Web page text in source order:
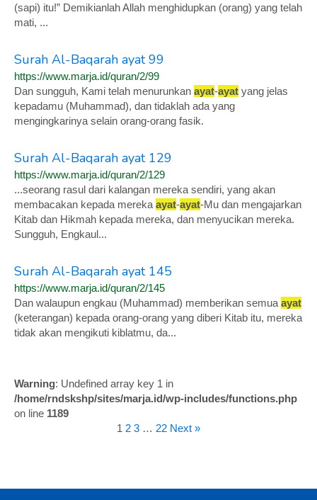
(sapi) itu!” Demikianlah Allah menghidupkan (orang) yang telah
mati, ...
Surah Al-Baqarah ayat 99
https://www.marja.id/quran/2/99
Dan sungguh, Kami telah menurunkan ayat-ayat yang jelas
kepadamu (Muhammad), dan tidaklah ada yang
mengingkarinya selain orang-orang fasik.
Surah Al-Baqarah ayat 129
https://www.marja.id/quran/2/129
...seorang rasul dari kalangan mereka sendiri, yang akan
membacakan kepada mereka ayat-ayat-Mu dan mengajarkan
Kitab dan Hikmah kepada mereka, dan menyucikan mereka.
Sungguh, Engkaul...
Surah Al-Baqarah ayat 145
https://www.marja.id/quran/2/145
Dan walaupun engkau (Muhammad) memberikan semua ayat
(keterangan) kepada orang-orang yang diberi Kitab itu, mereka
tidak akan mengikuti kiblatmu, da...
Warning: Undefined array key 1 in
/home/rndskshp/sites/marja.id/wp-includes/functions.php
on line 1189
1 2 3 … 22 Next »